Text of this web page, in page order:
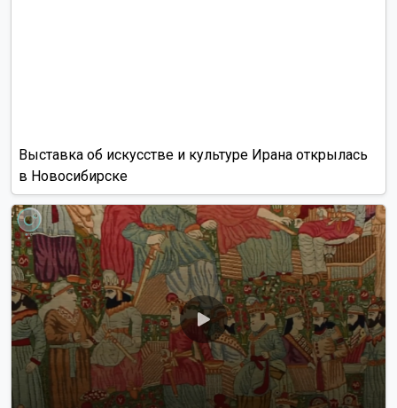
Выставка об искусстве и культуре Ирана открылась
в Новосибирске